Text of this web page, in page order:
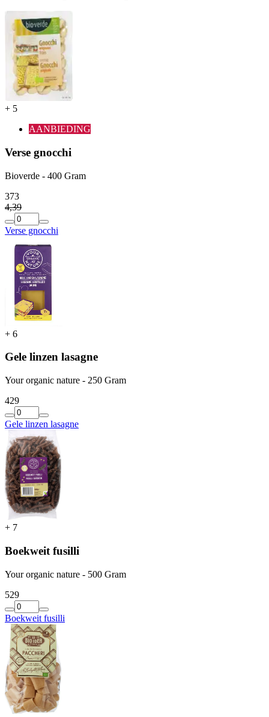
+ 5
AANBIEDING
Verse gnocchi
Bioverde - 400 Gram
373
4,39
Verse gnocchi
+ 6
Gele linzen lasagne
Your organic nature - 250 Gram
429
Gele linzen lasagne
+ 7
Boekweit fusilli
Your organic nature - 500 Gram
529
Boekweit fusilli